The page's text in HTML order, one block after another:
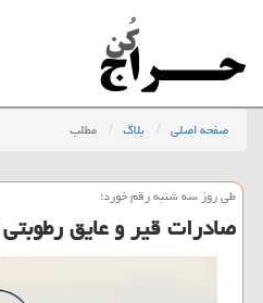
صفحه اصلی بلاگ مطلب
طی روز سه شنبه رقم خورد؛
صادرات قیر و عایق